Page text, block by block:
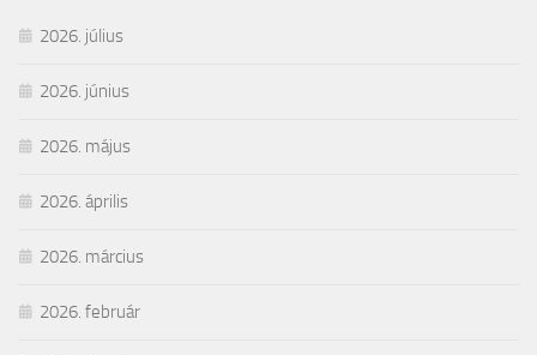
2026. július
2026. június
2026. május
2026. április
2026. március
2026. február